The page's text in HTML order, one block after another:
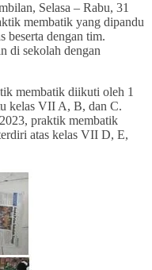
Selasa – Rabu, 31
membatik yang dipandu
beserta dengan tim.
di sekolah dengan
membatik diikuti oleh 1
kelas VII A, B, dan C.
praktik membatik
atas kelas VII D, E,